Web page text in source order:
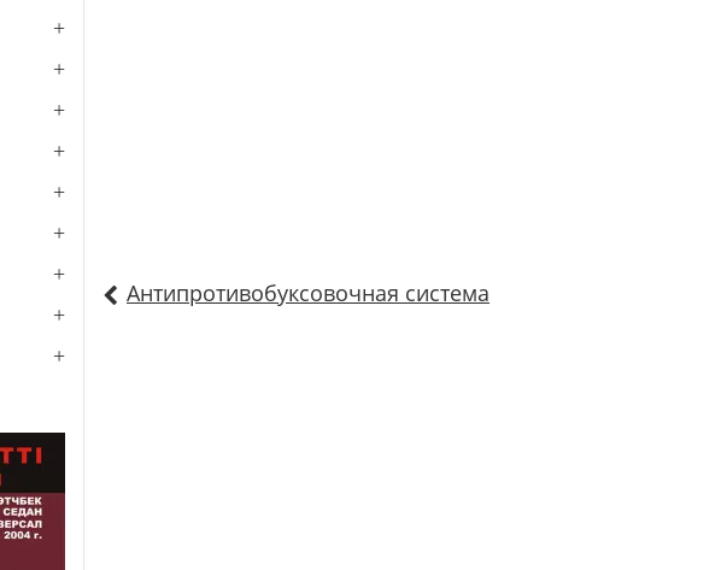
Антипротивобуксовочная система